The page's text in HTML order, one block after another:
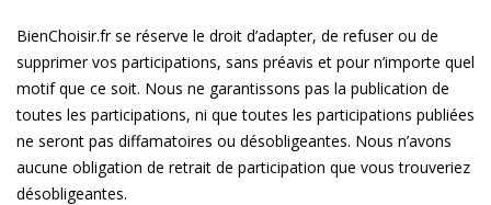
BienChoisir.fr se réserve le droit d’adapter, de refuser ou de
supprimer vos participations, sans préavis et pour n’importe quel
motif que ce soit. Nous ne garantissons pas la publication de
toutes les participations, ni que toutes les participations publiées
ne seront pas diffamatoires ou désobligeantes. Nous n’avons
aucune obligation de retrait de participation que vous trouveriez
désobligeantes.